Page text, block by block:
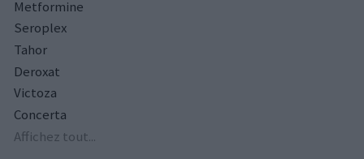
Metformine
Seroplex
Tahor
Deroxat
Victoza
Concerta
Affichez tout...